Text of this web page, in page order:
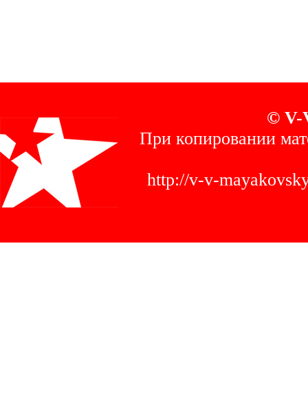
© V-
При копировании
http://v-v-